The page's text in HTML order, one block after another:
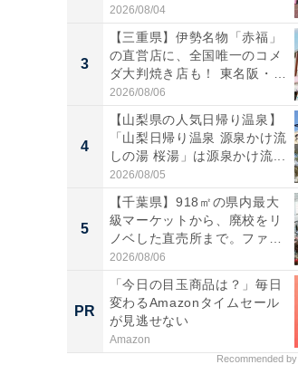
道...
2026/08/04
3
【三重県】伊勢名物「赤福」
の直営店に、全国唯一のコメ
ダ大判焼き店も！ 東名阪・
伊...
2026/08/06
4
【山梨県の人気日帰り温泉】
「山梨日帰り温泉 源泉かけ流
しの湯 桜湯」は源泉かけ流...
2026/08/05
5
【千葉県】918㎡の県内最大
級マーケットから、廃校をリ
ノベした直売所まで。ファ
ー...
2026/08/06
PR
「今日の目玉商品は？」毎日
変わるAmazonタイムセール
が見逃せない
Amazon
Recommended by